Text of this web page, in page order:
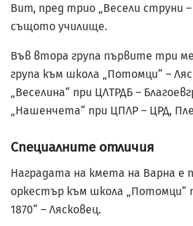
Вит, пред трио „Весели струни
същото училище.
Във втора група първите три
група към школа „Потомци“ –
„Веселина“ при ЦЛТРДБ –
„Нашенчета“ при ЦПЛР – ЦРД,
Специалните отличия
Наградата на кмета на Варна е
оркестър към школа „Потомци“
1870“ – Лясковец.